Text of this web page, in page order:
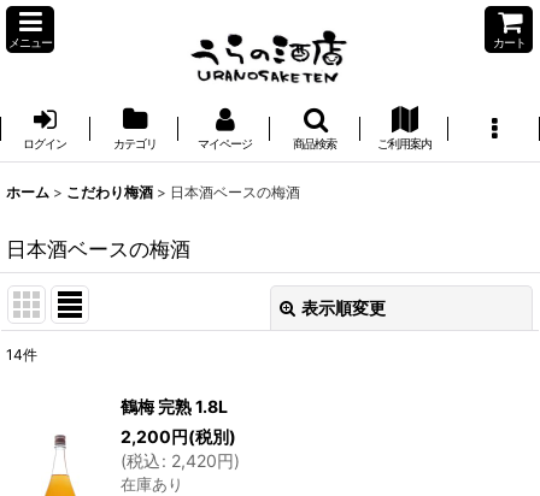
メニュー カート
ログイン カテゴリ マイページ 商品検索 ご利用案内
ホーム > こだわり梅酒 > 日本酒ベースの梅酒
日本酒ベースの梅酒
表示順変更
並び順
14件
鶴梅 完熟 1.8L
2,200円(税別)
(税込: 2,420円)
在庫あり